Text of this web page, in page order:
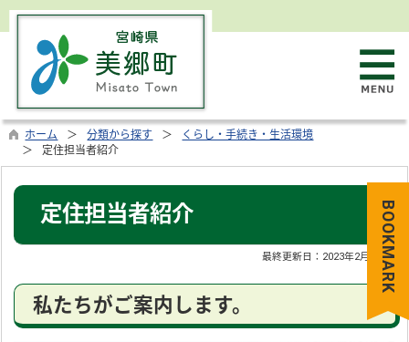
ホーム 分類から探す
くらし・手続き・生活環境
定住担当者紹介
定住担当者紹介
最終更新日： 2023年2月3日
私たちがご案内します。
BOOKMARK